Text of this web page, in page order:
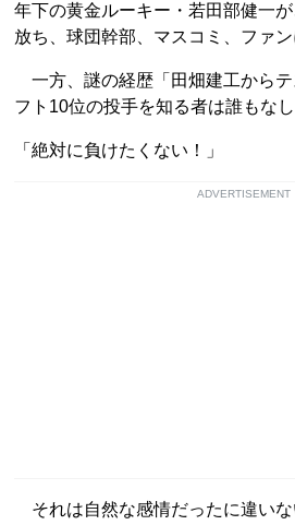
年下の黄金ルーキー・若田部健一
放ち、球団幹部、マスコミ、ファン
一方、謎の経歴「田畑建工から
フト10位の投手を知る者は誰もなし
「絶対に負けたくない！」
ADVERTISEMENT
それは自然な感情だったに違い